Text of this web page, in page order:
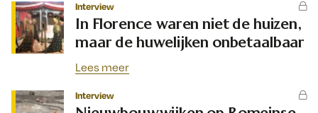
Interview
In Florence waren niet de huizen,
maar de huwelijken onbetaalbaar
Lees meer
Interview